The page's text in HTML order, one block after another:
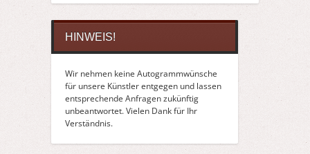
HINWEIS!
Wir nehmen keine Autogrammwünsche
für unsere Künstler entgegen und lassen
entsprechende Anfragen zukünftig
unbeantwortet. Vielen Dank für Ihr
Verständnis.